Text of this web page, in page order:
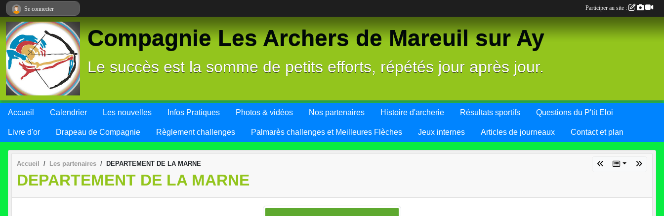
Compagnie Les Archers de Mareuil sur Ay
Le succès est la somme de petits efforts, répétés jour après jour.
Accueil Calendrier Les nouvelles Infos Pratiques Photos & vidéos Nos partenaires Histoire d'archerie Résultats sportifs Questions du P'tit Eloi
Livre d'or Drapeau de Compagnie Règlement challenges Palmarès challenges et Meilleures Flèches Jeux internes Articles de journeaux Contact et plan
Accueil Les partenaires DEPARTEMENT DE LA MARNE
DEPARTEMENT DE LA MARNE
Se connecter Participer au site :
Panneau de gestion des cookies